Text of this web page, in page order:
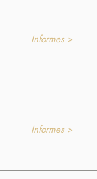
Informes >
Informes >